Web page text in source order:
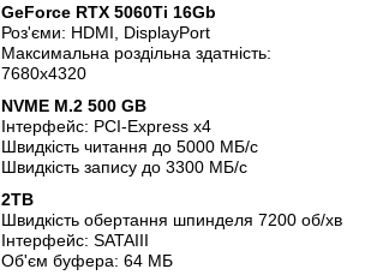
GeForce RTX 5060Ti 16Gb
Роз'єми: HDMI, DisplayPort
Максимальна роздільна здатність:
7680x4320
NVME M.2 500 GB
Інтерфейс: PCI-Express x4
Швидкість читання до 5000 МБ/с
Швидкість запису до 3300 МБ/с
2TB
Швидкість обертання шпинделя 7200 об/хв
Інтерфейс: SATAIII
Об'єм буфера: 64 МБ